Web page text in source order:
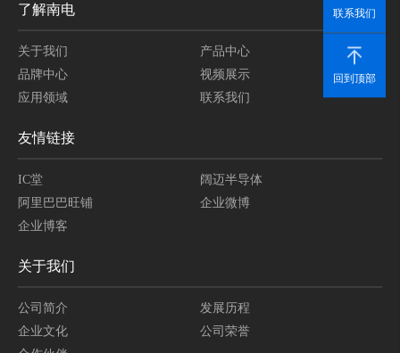
了解南电
关于我们
产品中心
品牌中心
视频展示
应用领域
联系我们
友情链接
IC堂
阔迈半导体
阿里巴巴旺铺
企业微博
企业博客
关于我们
公司简介
发展历程
企业文化
公司荣誉
联系我们
回到顶部